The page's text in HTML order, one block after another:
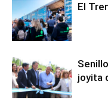
El
joyita